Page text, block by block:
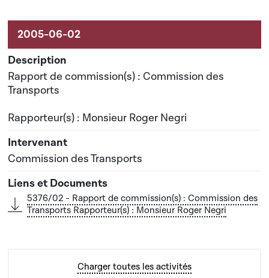
Rapport de commission(s) : Commission des
Transports
Rapporteur(s) : Monsieur Roger Negri
Commission des Transports
5376/02 - Rapport de commission(s) : Commission des
Transports Rapporteur(s) : Monsieur Roger Negri
Charger toutes les activités